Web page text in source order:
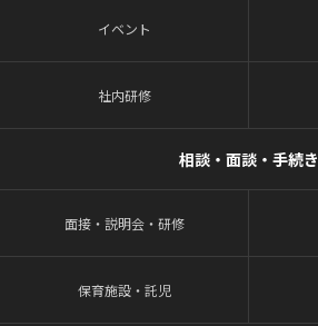
イベント
社内研修
相談・面談・手続き
面接・説明会・研修
保育施設・託児